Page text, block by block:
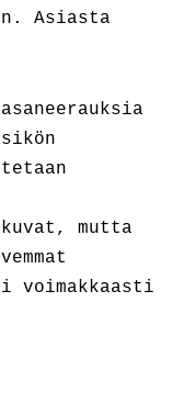
Asiasta
mutta